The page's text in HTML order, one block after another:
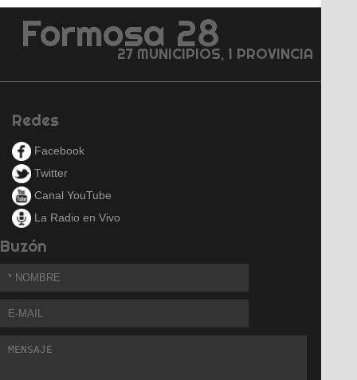
Formosa 28
27 MUNICIPIOS, 1 PROVINCIA
Redes
Facebook
Twitter
Canal YouTube
La Radio en Vivo
Buzón